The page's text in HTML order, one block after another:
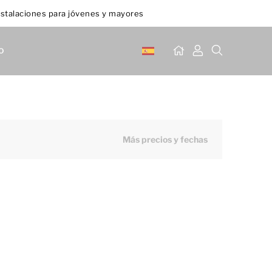
para jóvenes y mayores
Más precios y fechas